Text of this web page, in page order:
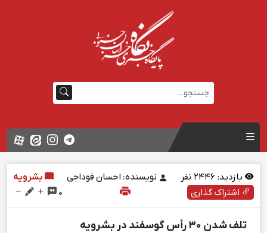
بازدید: نفر نویسنده: احسان فوداجی
بشرویه
اشتراک گذاری
0
تلف شدن ۳۰ رأس گوسفند در بشرویه